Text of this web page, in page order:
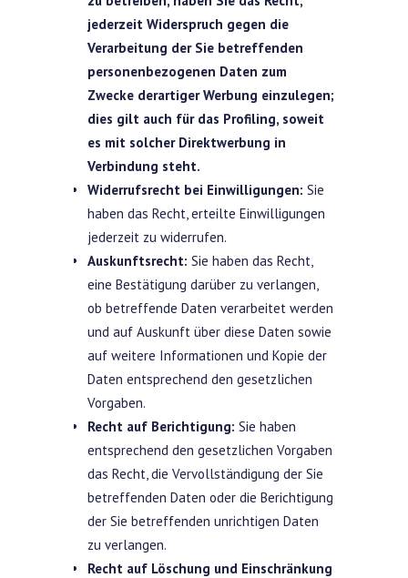
jederzeit Widerspruch gegen die
Verarbeitung der Sie betreffenden
personenbezogenen Daten zum
Zwecke derartiger Werbung einzulegen;
dies gilt auch für das Profiling, soweit
es mit solcher Direktwerbung in
Verbindung steht.
Widerrufsrecht bei Einwilligungen: Sie
haben das Recht, erteilte Einwilligungen
jederzeit zu widerrufen.
Auskunftsrecht: Sie haben das Recht,
eine Bestätigung darüber zu verlangen,
ob betreffende Daten verarbeitet werden
und auf Auskunft über diese Daten sowie
auf weitere Informationen und Kopie der
Daten entsprechend den gesetzlichen
Vorgaben.
Recht auf Berichtigung: Sie haben
entsprechend den gesetzlichen Vorgaben
das Recht, die Vervollständigung der Sie
betreffenden Daten oder die Berichtigung
der Sie betreffenden unrichtigen Daten
zu verlangen.
Recht auf Löschung und Einschränkung